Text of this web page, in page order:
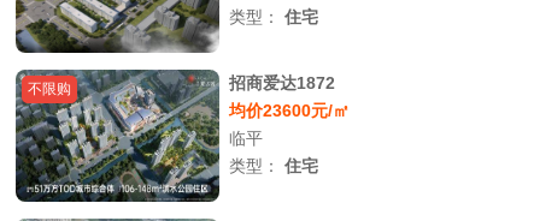
类型：住宅
不限购
招商爱达1872
均价23600元/㎡
临平
类型：住宅